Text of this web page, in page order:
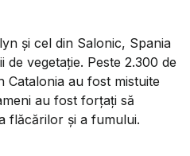
și cel din Salonic, Spania
de vegetație. Peste 2.300 de
Catalonia au fost mistuite
au fost forțați să
flăcărilor și a fumului.